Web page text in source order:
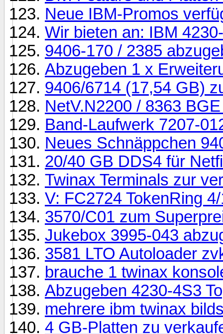
Neue IBM-Promos
Wir bieten an: IBM
9406-170 / 2385
Abzugeben 1 x
9406/6714 (17,54 GB)
NetV.N2200 / 8363
Band-Laufwerk 7207-
Neues Schnäppchen
20/40 GB DDS4 für
Twinax Terminals zur
V: FC2724 TokenRing
3570/C01 zum
Jukebox 3995-043
3581 LTO Autoloader
brauche 1 twinax
Abzugeben 4230-4S3
mehrere ibm twinax
4 GB-Platten zu